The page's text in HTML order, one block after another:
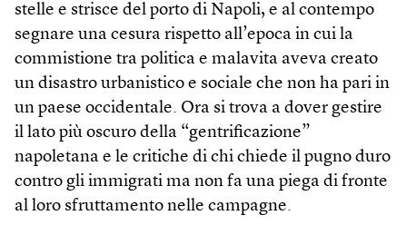
stelle e strisce del porto di Napoli, e al contempo
segnare una cesura rispetto all’epoca in cui la
commistione tra politica e malavita aveva creato
un disastro urbanistico e sociale che non ha pari in
un paese occidentale. Ora si trova a dover gestire
il lato più oscuro della “gentrificazione”
napoletana e le critiche di chi chiede il pugno duro
contro gli immigrati ma non fa una piega di fronte
al loro sfruttamento nelle campagne.